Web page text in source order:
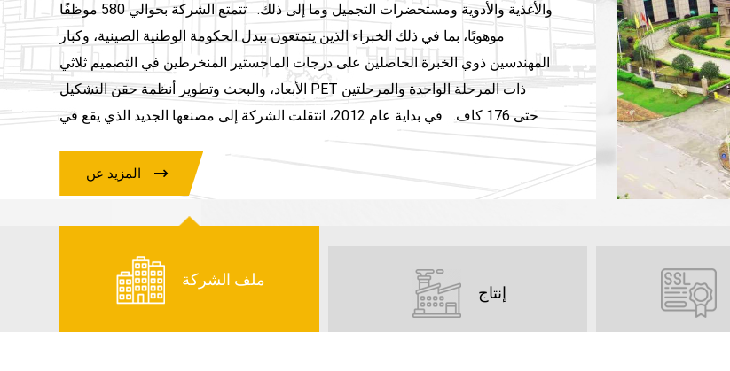
والأغذية والأدوية ومستحضرات التجميل وما إلى ذلك. تتمتع الشركة بحوالي 580 موظفًا
موهوبًا، بما في ذلك الخبراء الذين يتمتعون ببدل الحكومة الوطنية الصينية، وكبار
المهندسين ذوي الخبرة الحاصلين على درجات الماجستير المنخرطين في التصميم ثلاثي
الأبعاد، والبحث وتطوير أنظمة حقن التشكيل PET ذات المرحلة الواحدة والمرحلتين
حتى 176 كاف. في بداية عام 2012، انتقلت الشركة إلى مصنعها الجديد الذي يقع في
المساحة الموجودة. نحن نتوقع مستقبلًا أكثر إشراقًا في المصنع الجديد ونأمل مخلصين
أن نتمكن من خدمة عملائنا بشكل أفضل من خلال منتجاتنا وخدماتنا عالية الجودة.
تكنولوجيا عالية من قبل الحكومة الصينية منذ عام 2008. بالإضافة إلى ذلك، تم تسجيل
الكثير من براءات الاختراع لنظام التشكيل Huayan في البلاد. تتمتع Huayan بجودة
منتجات جيدة وخدمات أساسية، وقد باعت أكثر من 850 نظام تشكيل يتم تشغيلها في
المزيد عن
ملف الشركة
إنتاج